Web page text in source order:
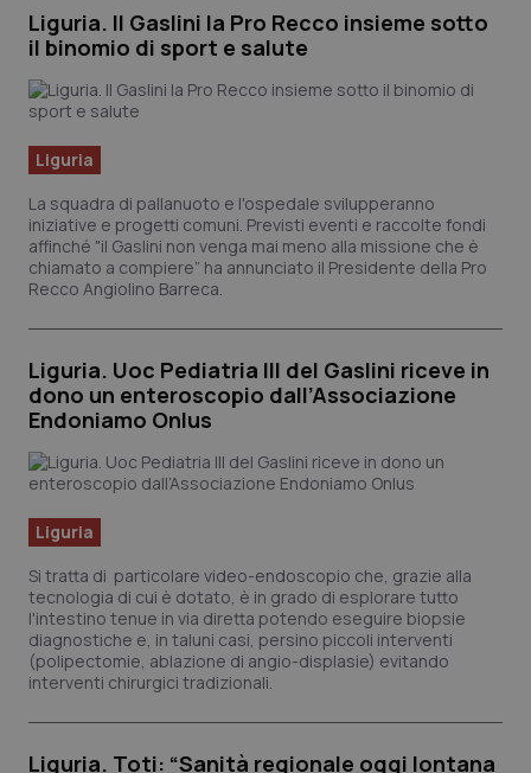
QS Pro
Professionisti Sanitari.AI
Abruzzo
Basilicata
Calabria
Campania
Emilia-Romagna
Friuli Venezia Giulia
Lazio
Liguria
Lombardia
Marche
QS Pro Gold
Artrite & artrosi
Asma & BPCO
Car-T
Colesterolo & coronaropatie
Dermatite Atopica
Diabete & glucometri
Disturbi dell’umore
Dolore
Donna & Salute
QS Club Newsletter
Liguria. Il Gaslini la Pro Recco insieme sotto
il binomio di sport e salute
Liguria
La squadra di pallanuoto e l'ospedale svilupperanno
iniziative e progetti comuni. Previsti eventi e raccolte fondi
affinché "il Gaslini non venga mai meno alla missione che è
chiamato a compiere” ha annunciato il Presidente della Pro
Recco Angiolino Barreca.
Liguria. Uoc Pediatria III del Gaslini riceve in
dono un enteroscopio dall’Associazione
Endoniamo Onlus
Liguria
Si tratta di particolare video-endoscopio che, grazie alla
tecnologia di cui è dotato, è in grado di esplorare tutto
l'intestino tenue in via diretta potendo eseguire biopsie
diagnostiche e, in taluni casi, persino piccoli interventi
(polipectomie, ablazione di angio-displasie) evitando
interventi chirurgici tradizionali.
Liguria. Toti: “Sanità regionale oggi lontana